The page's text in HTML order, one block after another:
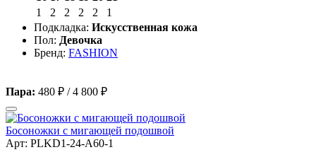
1
2 2 2 2
1
Подкладка: Искусственная кожа
Пол: Девочка
Бренд: FASHION
Пара: 480 ₽ /4 800 ₽
Босоножки с мигающей подошвой
Арт: PLKD1-24-A60-1